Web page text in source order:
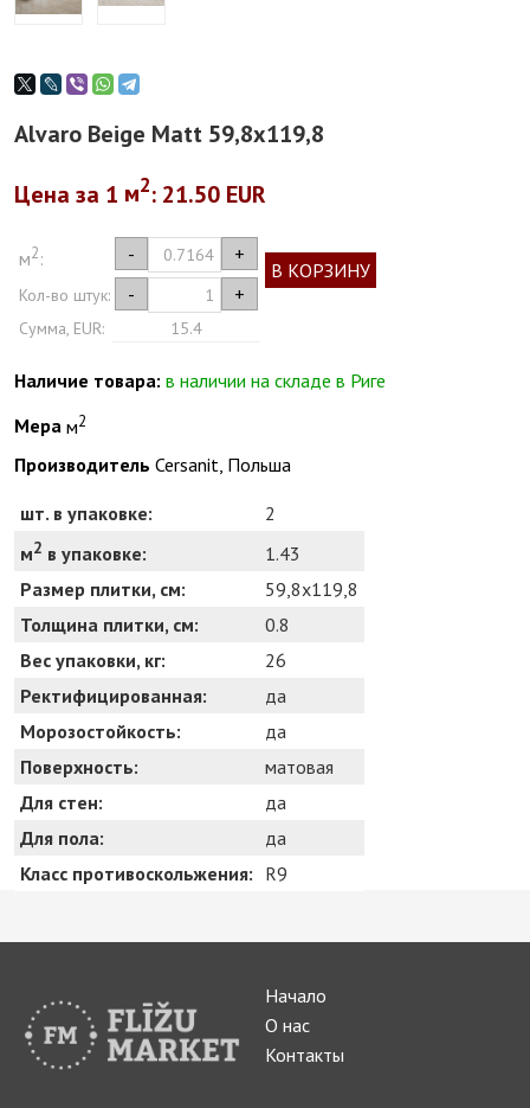
Alvaro Beige Matt 59,8x119,8
Цена за 1 м2: 21.50 EUR
м2: - +
Кол-во штук: - +
Сумма, EUR: 15.4
В КОРЗИНУ
Наличие товара: в наличии на складе в Риге
Мера м2
Производитель Cersanit, Польша
шт. в упаковке:
2
м2 в упаковке:
1.43
Размер плитки, см:
59,8x119,8
Толщина плитки, см:
0.8
Вес упаковки, кг:
26
Ректифицированная:
да
Морозостойкость:
да
Поверхность:
матовая
Для стен:
да
Для пола:
да
Класс противоскольжения: R9
Начало
О нас
Контакты